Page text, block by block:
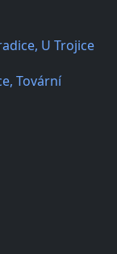
U Trojice
Tovární